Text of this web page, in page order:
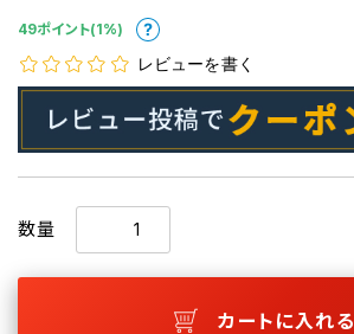
49ポイント(1%)
レビューを書く
数量
カートに入れる